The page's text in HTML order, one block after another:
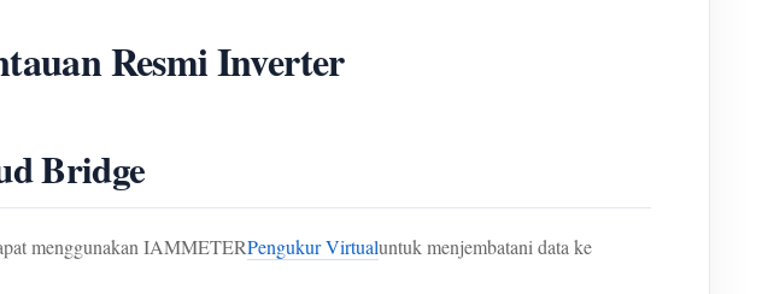
Resmi Inverter
Bridge
menggunakan IAMMETERPengukur Virtualuntuk menjembatani data ke